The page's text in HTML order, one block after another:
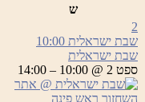
ש
2
שבת ישראלית 10:00
שבת ישראלית
ספט 2 @ 10:00 – 14:00